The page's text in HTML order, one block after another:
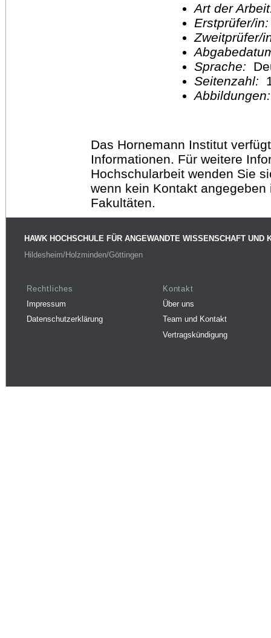
Art der
Erstprüfer/
Sprache:
Seitenzahl:
Das Hornemann Institut
Informationen. Für weitere
Hochschularbeit wenden Sie
wenn kein Kontakt
Fakultäten.
HAWK HOCHSCHULE FÜR ANGEWANDTE WISSENSCHAFT UND
Hildesheim/Holzminden/Göttingen
Rechtliches
Impressum
Datenschutzerklärung
Kontakt
Über uns
Team und Kontakt
Vertragskündigung